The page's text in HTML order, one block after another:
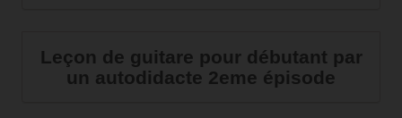
Leçon de guitare pour débutant par
un autodidacte 2eme épisode